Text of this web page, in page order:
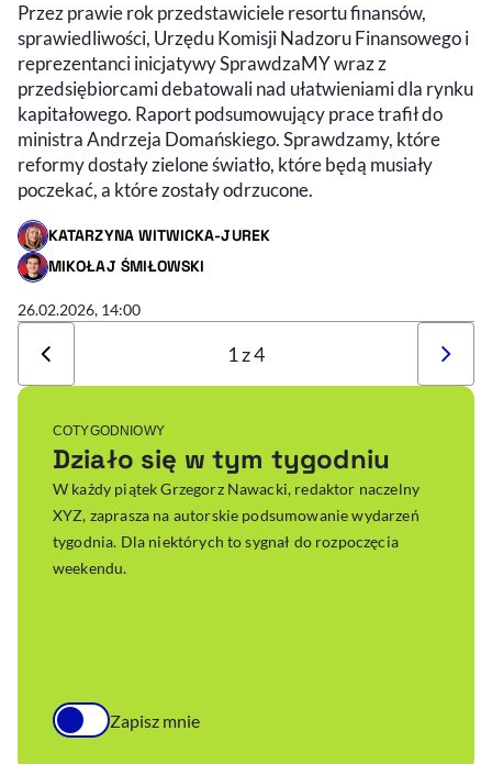
Przez prawie rok przedstawiciele resortu finansów,
sprawiedliwości, Urzędu Komisji Nadzoru Finansowego i
reprezentanci inicjatywy SprawdzaMY wraz z
przedsiębiorcami debatowali nad ułatwieniami dla rynku
kapitałowego. Raport podsumowujący prace trafił do
ministra Andrzeja Domańskiego. Sprawdzamy, które
reformy dostały zielone światło, które będą musiały
poczekać, a które zostały odrzucone.
KATARZYNA WITWICKA-JUREK
- AUTOR ARTYKUŁU - PROFIL
MIKOŁAJ ŚMIŁOWSKI
- AUTOR ARTYKUŁU - PROFIL
26.02.2026, 14:00
1 z 4